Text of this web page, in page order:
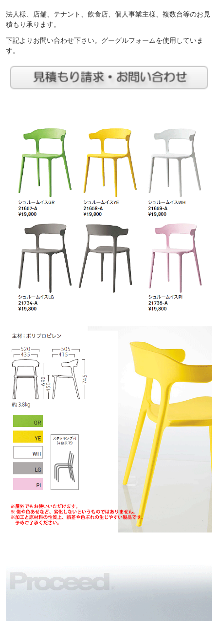
法人様、店舗、テナント、飲食店、個人事業主様、複数台等のお見
積もり承ります。
下記よりお問い合わせ下さい。グーグルフォームを使用していま
す。